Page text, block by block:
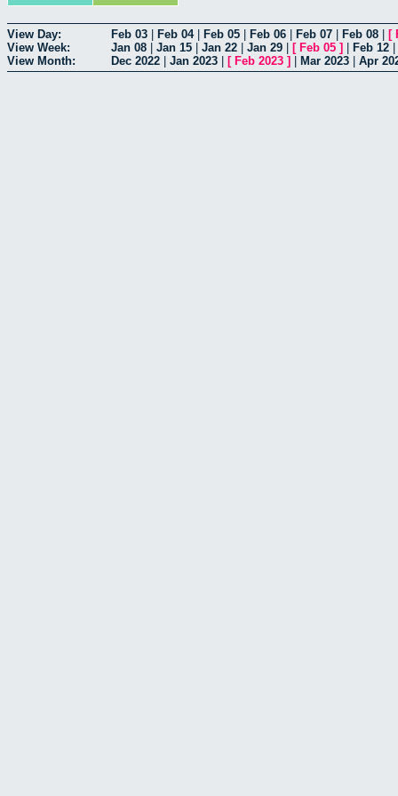
View Day: Feb 03 Feb 04| Feb 05 Feb 06 Feb 07 Feb 08 [
View Week:
Jan 08 Jan 15 Jan 22 Jan 29 [ Feb 05 ] Feb 12
View Month:
Dec 2022 Jan 2023 [ Feb 2023 ] Mar 2023 Apr